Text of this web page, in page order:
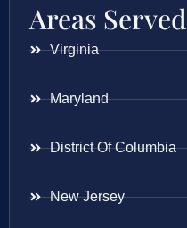
Areas Served
Virginia
Maryland
District Of Columbia
New Jersey